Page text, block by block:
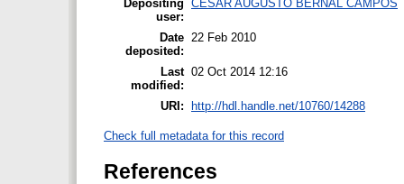
Depositing
user:
CESAR AUGUSTO BERNAL CAMPOS
Date
deposited:
22 Feb 2010
Last
modified:
02 Oct 2014 12:16
URI: http://hdl.handle.net/10760/14288
Check full metadata for this record
References